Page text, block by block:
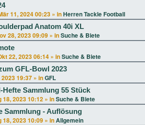
11, 2024 00:23 » inHerren Tackle Football
Anatom 40i XL
28, 2023 09:09 » inSuche & Biete
22, 2023 06:14 » inSuche & Biete
GFL-Bowl 2023
19:37 » inGFL
Hefte Sammlung 55 Stück
18, 2023 10:12 » inSuche & Biete
Sammlung - Auflösung
18, 2023 10:09 » inAllgemein